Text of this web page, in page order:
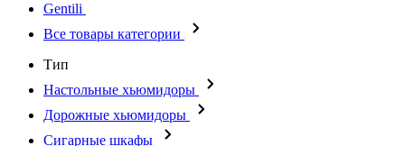
Gentili
Все товары категории
Тип
Настольные хьюмидоры
Дорожные хьюмидоры
Сигарные шкафы